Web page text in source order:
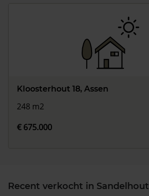
Kloosterhout 18, Assen
248 m2
€ 675.000
Recent verkocht in Sandelhout